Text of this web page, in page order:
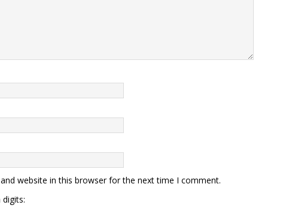
website in this browser for the next time I comment.
digits: